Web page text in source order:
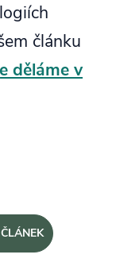
článku
děláme v